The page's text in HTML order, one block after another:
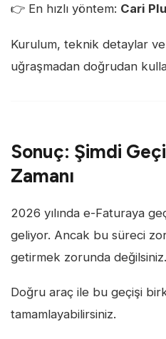
👉 En hızlı yöntem: Cari
Kurulum, teknik detaylar
uğraşmadan doğrudan
Sonuç: Şimdi
Zamanı
2026 yılında e-Faturaya
geliyor. Ancak bu süreci
getirmek zorunda değilsiniz.
Doğru araç ile bu geçişi
tamamlayabilirsiniz.